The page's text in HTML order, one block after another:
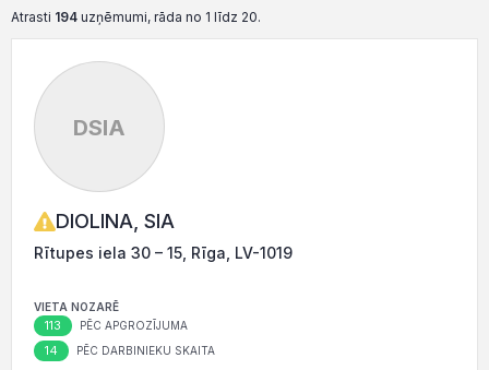
Atrasti 194 uzņēmumi, rāda no 1 līdz 20.
DSIA
DIOLINA, SIA
Rītupes iela 30 – 15, Rīga, LV-1019
VIETA NOZARĒ
113 PĒC APGROZĪJUMA
14 PĒC DARBINIEKU SKAITA